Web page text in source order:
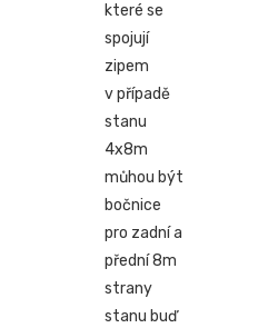
které se
spojují
zipem
v případě
stanu
4x8m
můhou být
bočnice
pro zadní a
přední 8m
strany
stanu buď